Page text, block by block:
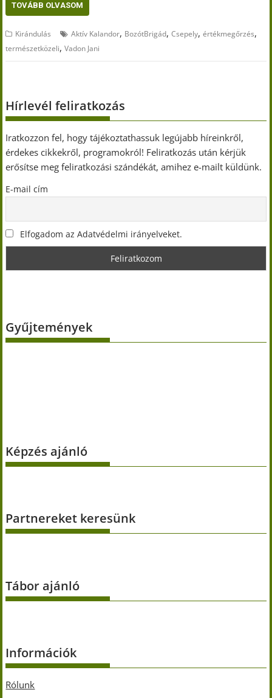
TOVÁBB OLVASOM
Kirándulás Aktív Kalandor, BozótBrigád,Csepely,értékmegőrzés,
természetközeli,Vadon Jani
Hírlevél feliratkozás
Iratkozzon fel, hogy tájékoztathassuk legújabb híreinkről,
érdekes cikkekről, programokról! Feliratkozás után kérjük
erősítse meg feliratkozási szándékát, amihez e-mailt küldünk.
E-mail cím
Elfogadom az Adatvédelmi irányelveket.
Gyűjtemények
Képzés ajánló
Partnereket keresünk
Tábor ajánló
Információk
Rólunk